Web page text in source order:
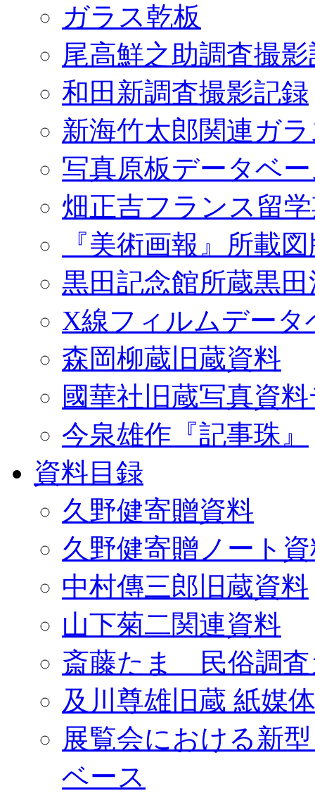
ガラス乾板
尾高鮮之助調査撮
和田新調査撮影記録
新海竹太郎関連ガ
写真原板データベ
畑正吉フランス留
『美術画報』所載
黒田記念館所蔵黒
X線フィルムデータ
森岡柳蔵旧蔵資料
國華社旧蔵写真資
今泉雄作『記事珠』
資料目録
久野健寄贈資料
久野健寄贈ノート
中村傳三郎旧蔵資料
山下菊二関連資料
斎藤たま 民俗調査
及川尊雄旧蔵 紙媒
展覧会における新
ベース